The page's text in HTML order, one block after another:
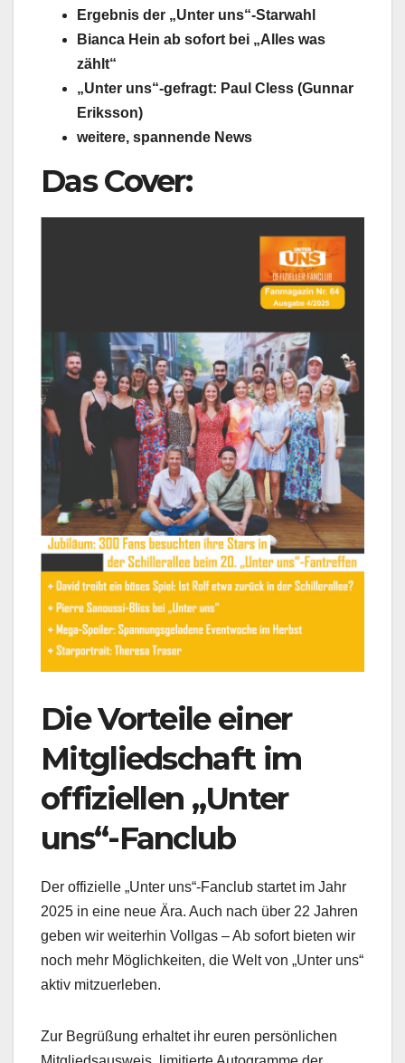
Ergebnis der „Unter uns“-Starwahl
Bianca Hein ab sofort bei „Alles was
zählt“
„Unter uns“-gefragt: Paul Cless (Gunnar
Eriksson)
weitere, spannende News
Das Cover:
Die Vorteile einer
Mitgliedschaft im
offiziellen „Unter
uns“-Fanclub
Der offizielle „Unter uns“-Fanclub startet im Jahr
2025 in eine neue Ära. Auch nach über 22 Jahren
geben wir weiterhin Vollgas – Ab sofort bieten wir
noch mehr Möglichkeiten, die Welt von „Unter uns“
aktiv mitzuerleben.
Zur Begrüßung erhaltet ihr euren persönlichen